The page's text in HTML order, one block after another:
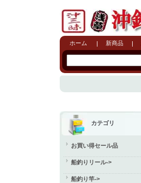
ホーム 新商品
カテゴリ
お買い得セール品
船釣りリール->
船釣り竿->